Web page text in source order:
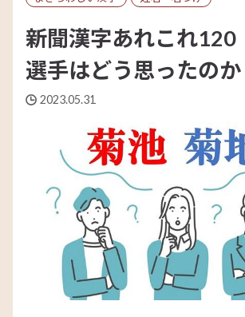
新聞漢字あれこれ
選手はどう思ったのか
2023.05.31